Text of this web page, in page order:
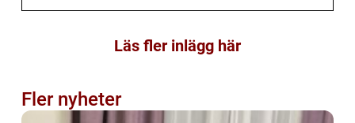
Läs fler inlägg här
Fler nyheter